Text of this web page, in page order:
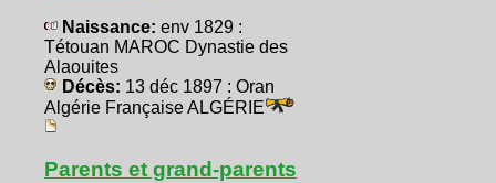
Naissance: env 1829 :
Tétouan MAROC Dynastie des
Alaouites
Décès: 13 déc 1897 : Oran
Algérie Française ALGÉRIE
Parents et grand-parents